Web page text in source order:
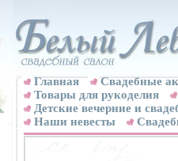
Главная
Свадебные
Товары для рукоделия
Детские вечерние и
Наши невесты